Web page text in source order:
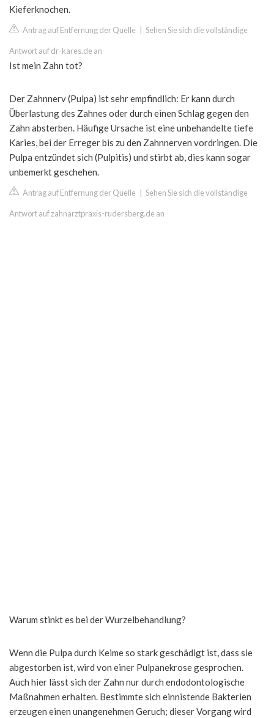
Kieferknochen.
Antrag auf Entfernung der Quelle Sehen Sie sich die vollständige
Antwort auf dr-kares.de an
Ist mein Zahn tot?
Der Zahnnerv (Pulpa) ist sehr empfindlich: Er kann durch
Überlastung des Zahnes oder durch einen Schlag gegen den
Zahn absterben. Häufige Ursache ist eine unbehandelte tiefe
Karies, bei der Erreger bis zu den Zahnnerven vordringen. Die
Pulpa entzündet sich (Pulpitis) und stirbt ab, dies kann sogar
unbemerkt geschehen.
Antrag auf Entfernung der Quelle Sehen Sie sich die vollständige
Antwort auf zahnarztpraxis-rudersberg.de an
Warum stinkt es bei der Wurzelbehandlung?
Wenn die Pulpa durch Keime so stark geschädigt ist, dass sie
abgestorben ist, wird von einer Pulpanekrose gesprochen.
Auch hier lässt sich der Zahn nur durch endodontologische
Maßnahmen erhalten. Bestimmte sich einnistende Bakterien
erzeugen einen unangenehmen Geruch; dieser Vorgang wird